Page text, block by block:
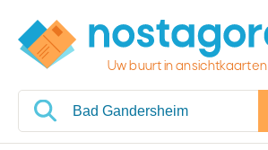
Uw buurt in ansichtkaarten